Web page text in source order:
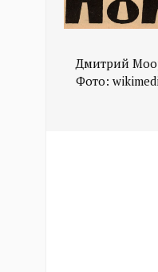
Дмитрий
Фото: